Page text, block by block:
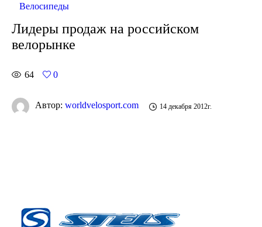
Велосипеды
Лидеры продаж на российском
велорынке
64 0
Автор: worldvelosport.com 14 декабря 2012г.